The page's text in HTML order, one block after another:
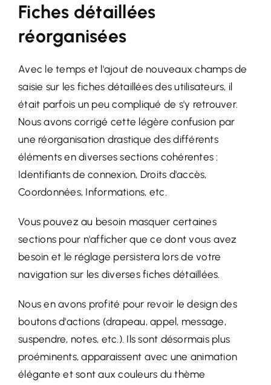
Fiches détaillées
réorganisées
Avec le temps et l'ajout de nouveaux champs de
saisie sur les fiches détaillées des utilisateurs, il
était parfois un peu compliqué de s'y retrouver.
Nous avons corrigé cette légère confusion par
une réorganisation drastique des différents
éléments en diverses sections cohérentes :
Identifiants de connexion, Droits d'accès,
Coordonnées, Informations, etc.
Vous pouvez au besoin masquer certaines
sections pour n'afficher que ce dont vous avez
besoin et le réglage persistera lors de votre
navigation sur les diverses fiches détaillées.
Nous en avons profité pour revoir le design des
boutons d'actions (drapeau, appel, message,
suspendre, notes, etc.). Ils sont désormais plus
proéminents, apparaissent avec une animation
élégante et sont aux couleurs du thème